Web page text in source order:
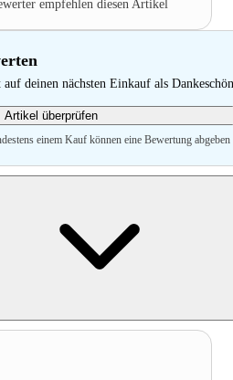
empfehlen diesen Artikel
auf deinen nächsten Einkauf als Dankeschön
Artikel überprüfen
einem Kauf können eine Bewertung abgeben